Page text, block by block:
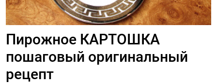
Пирожное КАРТОШКА
пошаговый оригинальный
рецепт